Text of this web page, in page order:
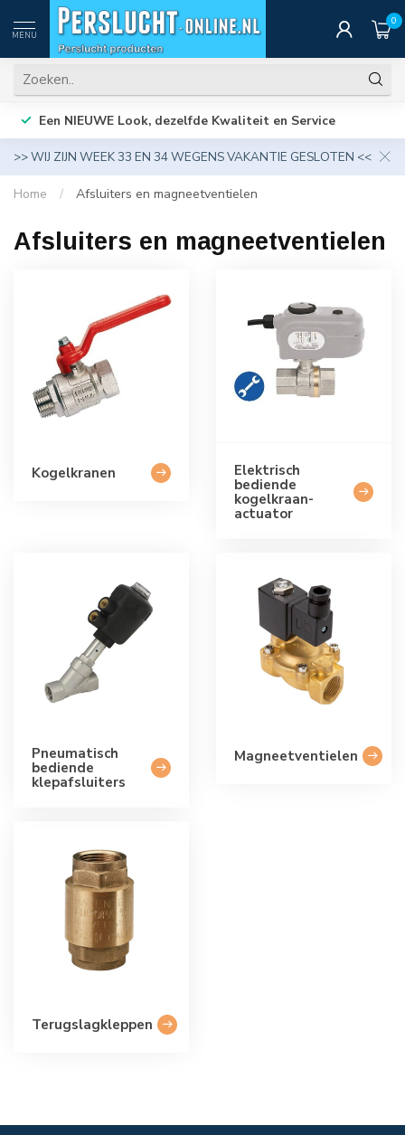
MENU
0
Een NIEUWE Look, dezelfde Kwaliteit en Service
>> WIJ ZIJN WEEK 33 EN 34 WEGENS VAKANTIE GESLOTEN <<
Home / Afsluiters en magneetventielen
Afsluiters en magneetventielen
Kogelkranen
Elektrisch
bediende
kogelkraan-
actuator
Pneumatisch
bediende
klepafsluiters
Magneetventielen
Terugslagkleppen